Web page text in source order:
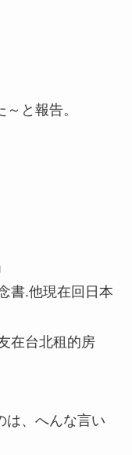
と報告。
.他現在回日本
在台北租的房
は、へんな言い